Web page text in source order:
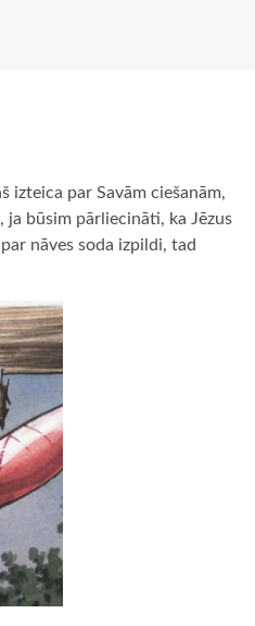
izteica par Savām ciešanām,
ja būsim pārliecināti, ka Jēzus
nāves soda izpildi, tad